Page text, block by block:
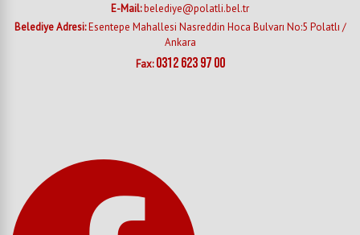
E-Mail:belediye@polatli.bel.tr
Belediye Adresi:Esentepe Mahallesi Nasreddin Hoca Bulvarı No:5 Polatlı /
Ankara
Fax:0312 623 97 00